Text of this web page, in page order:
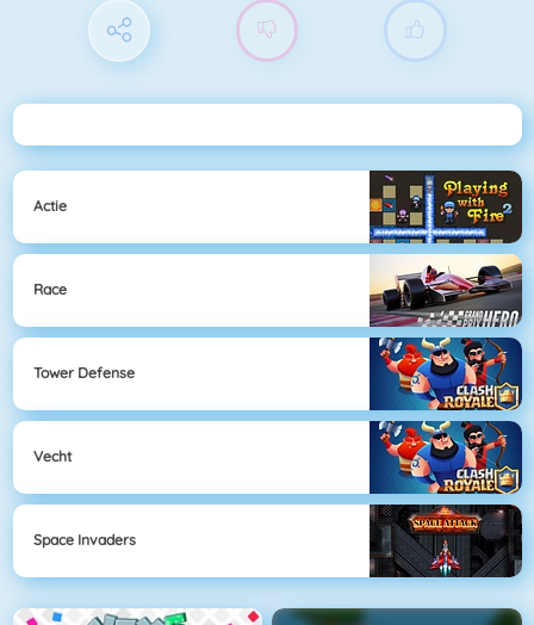
Actie
Race
Tower Defense
Vecht
Space Invaders